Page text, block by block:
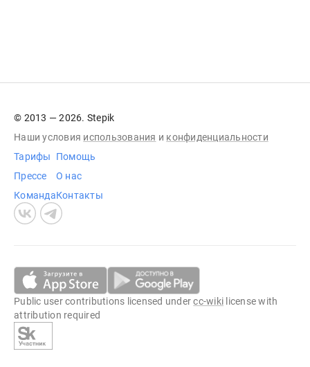
© 2013 — 2026. Stepik
Наши условия использования и конфиденциальности
Тарифы
Прессе
Команда
Помощь
О нас
Контакты
Public user contributions licensed undercc-wiki license with
attribution required